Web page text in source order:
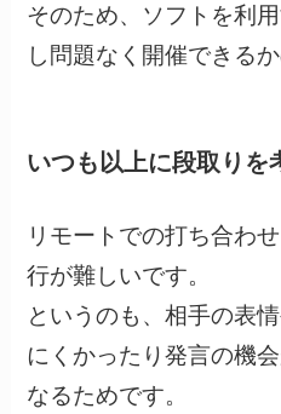
そのため、ソフトを利
し問題なく開催できる
いつも以上に段取りを
リモートでの打ち合わ
行が難しいです。
というのも、相手の表
にくかったり発言の機
なるためです。